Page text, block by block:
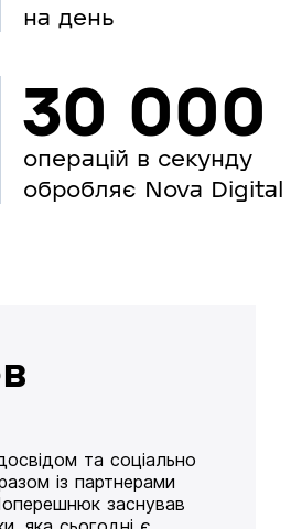
на день
30 000
операцій в секунду
обробляє Nova Digital
та соціально
із партнерами
заснував